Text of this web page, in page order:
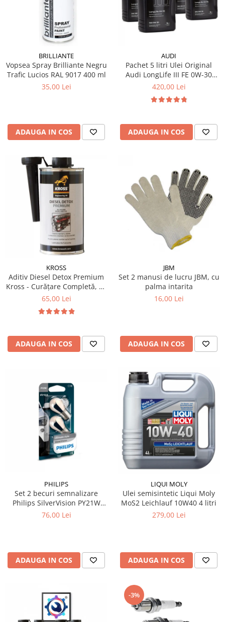
AdBlue
Aditivi Auto
Lichid de Parbriz
Ulei Cutie de Viteze
Ulei Servodirectie
Uleiuri Hidraulice
Vaselina si Lubrifianti Auto
Filtre Auto
Filtre Aer
Filtre Combustibil
Filtre Habitaclu
Intretinere si Cosmetica Auto
Produse Cosmetica Auto
Produse curatare interior auto
Accesorii Auto
Accesorii telefoane mobile
Cabluri si adaptoare telefoane
Echipamente Service
Huse Auto
Incarcatoare telefoane mobile
Parasolare Auto
Produse curatare IT
Solutii Chimice
Stergatoare Auto
Halogen
LED
Auxiliare Halogen
Auxiliare LED
BRILLIANTE
Vopsea Spray Brilliante Negru
Trafic Lucios RAL 9017 400 ml
35,00 Lei
ADAUGA IN COS
AUDI
Pachet 5 litri Ulei Original
Audi LongLife III FE 0W-30
GS55545D2 – Aprobări VW420,00 Lei
ADAUGA IN COS
KROSS
Aditiv Diesel Detox Premium
Kross - Curățare Completă, +5
Puncte Cetanic & Protecție
65,00 Lei
ADAUGA IN COS
JBM
Set 2 manusi de lucru JBM, cu
palma intarita
16,00 Lei
ADAUGA IN COS
PHILIPS
Set 2 becuri semnalizare
Philips SilverVision PY21W
BAU15s 12V 21W
76,00 Lei
ADAUGA IN COS
LIQUI MOLY
Ulei semisintetic Liqui Moly
MoS2 Leichlauf 10W40 4 litri
279,00 Lei
ADAUGA IN COS
-3%